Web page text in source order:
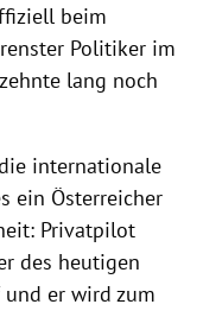
beim
Politiker im
lang noch
internationale
ein Österreicher
Privatpilot
des heutigen
er wird zum